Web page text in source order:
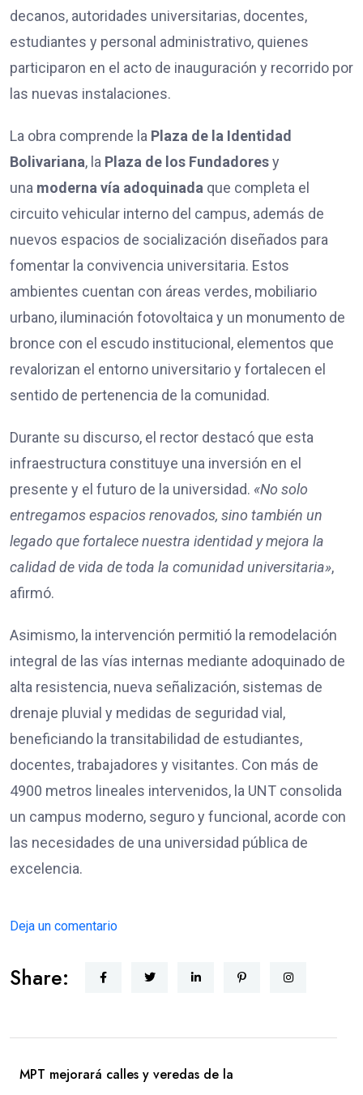
decanos, autoridades universitarias, docentes,
estudiantes y personal administrativo, quienes
participaron en el acto de inauguración y recorrido por
las nuevas instalaciones.
La obra comprende la Plaza de la Identidad
Bolivariana, la Plaza de los Fundadoresy
una moderna vía adoquinada que completa el
circuito vehicular interno del campus, además de
nuevos espacios de socialización diseñados para
fomentar la convivencia universitaria. Estos
ambientes cuentan con áreas verdes, mobiliario
urbano, iluminación fotovoltaica y un monumento de
bronce con el escudo institucional, elementos que
revalorizan el entorno universitario y fortalecen el
sentido de pertenencia de la comunidad.
Durante su discurso, el rector destacó que esta
infraestructura constituye una inversión en el
presente y el futuro de la universidad. «No solo
entregamos espacios renovados, sino también un
legado que fortalece nuestra identidad y mejora la
calidad de vida de toda la comunidad universitaria»,
afirmó.
Asimismo, la intervención permitió la remodelación
integral de las vías internas mediante adoquinado de
alta resistencia, nueva señalización, sistemas de
drenaje pluvial y medidas de seguridad vial,
beneficiando la transitabilidad de estudiantes,
docentes, trabajadores y visitantes. Con más de
4900 metros lineales intervenidos, la UNT consolida
un campus moderno, seguro y funcional, acorde con
las necesidades de una universidad pública de
excelencia.
Deja un comentario
Share:
MPT mejorará calles y veredas de la